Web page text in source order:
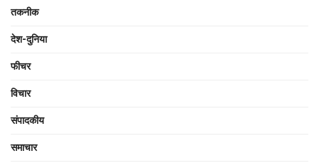
तकनीक
देश-दुनिया
फीचर
विचार
संपादकीय
समाचार